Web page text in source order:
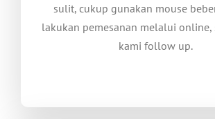
sulit, cukup gunakan mouse
lakukan pemesanan melalui online,
kami follow up.